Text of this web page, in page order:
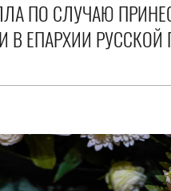
ПО СЛУЧАЮ
ЕПАРХИИ